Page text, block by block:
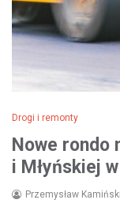
Drogi i remonty
Nowe rondo
i Młyńskiej
Przemysław Kamiński